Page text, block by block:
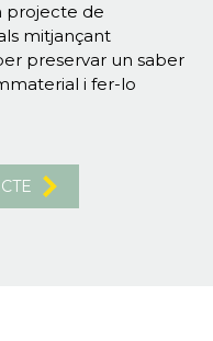
projecte de
mitjançant
preservar un saber
i fer-lo